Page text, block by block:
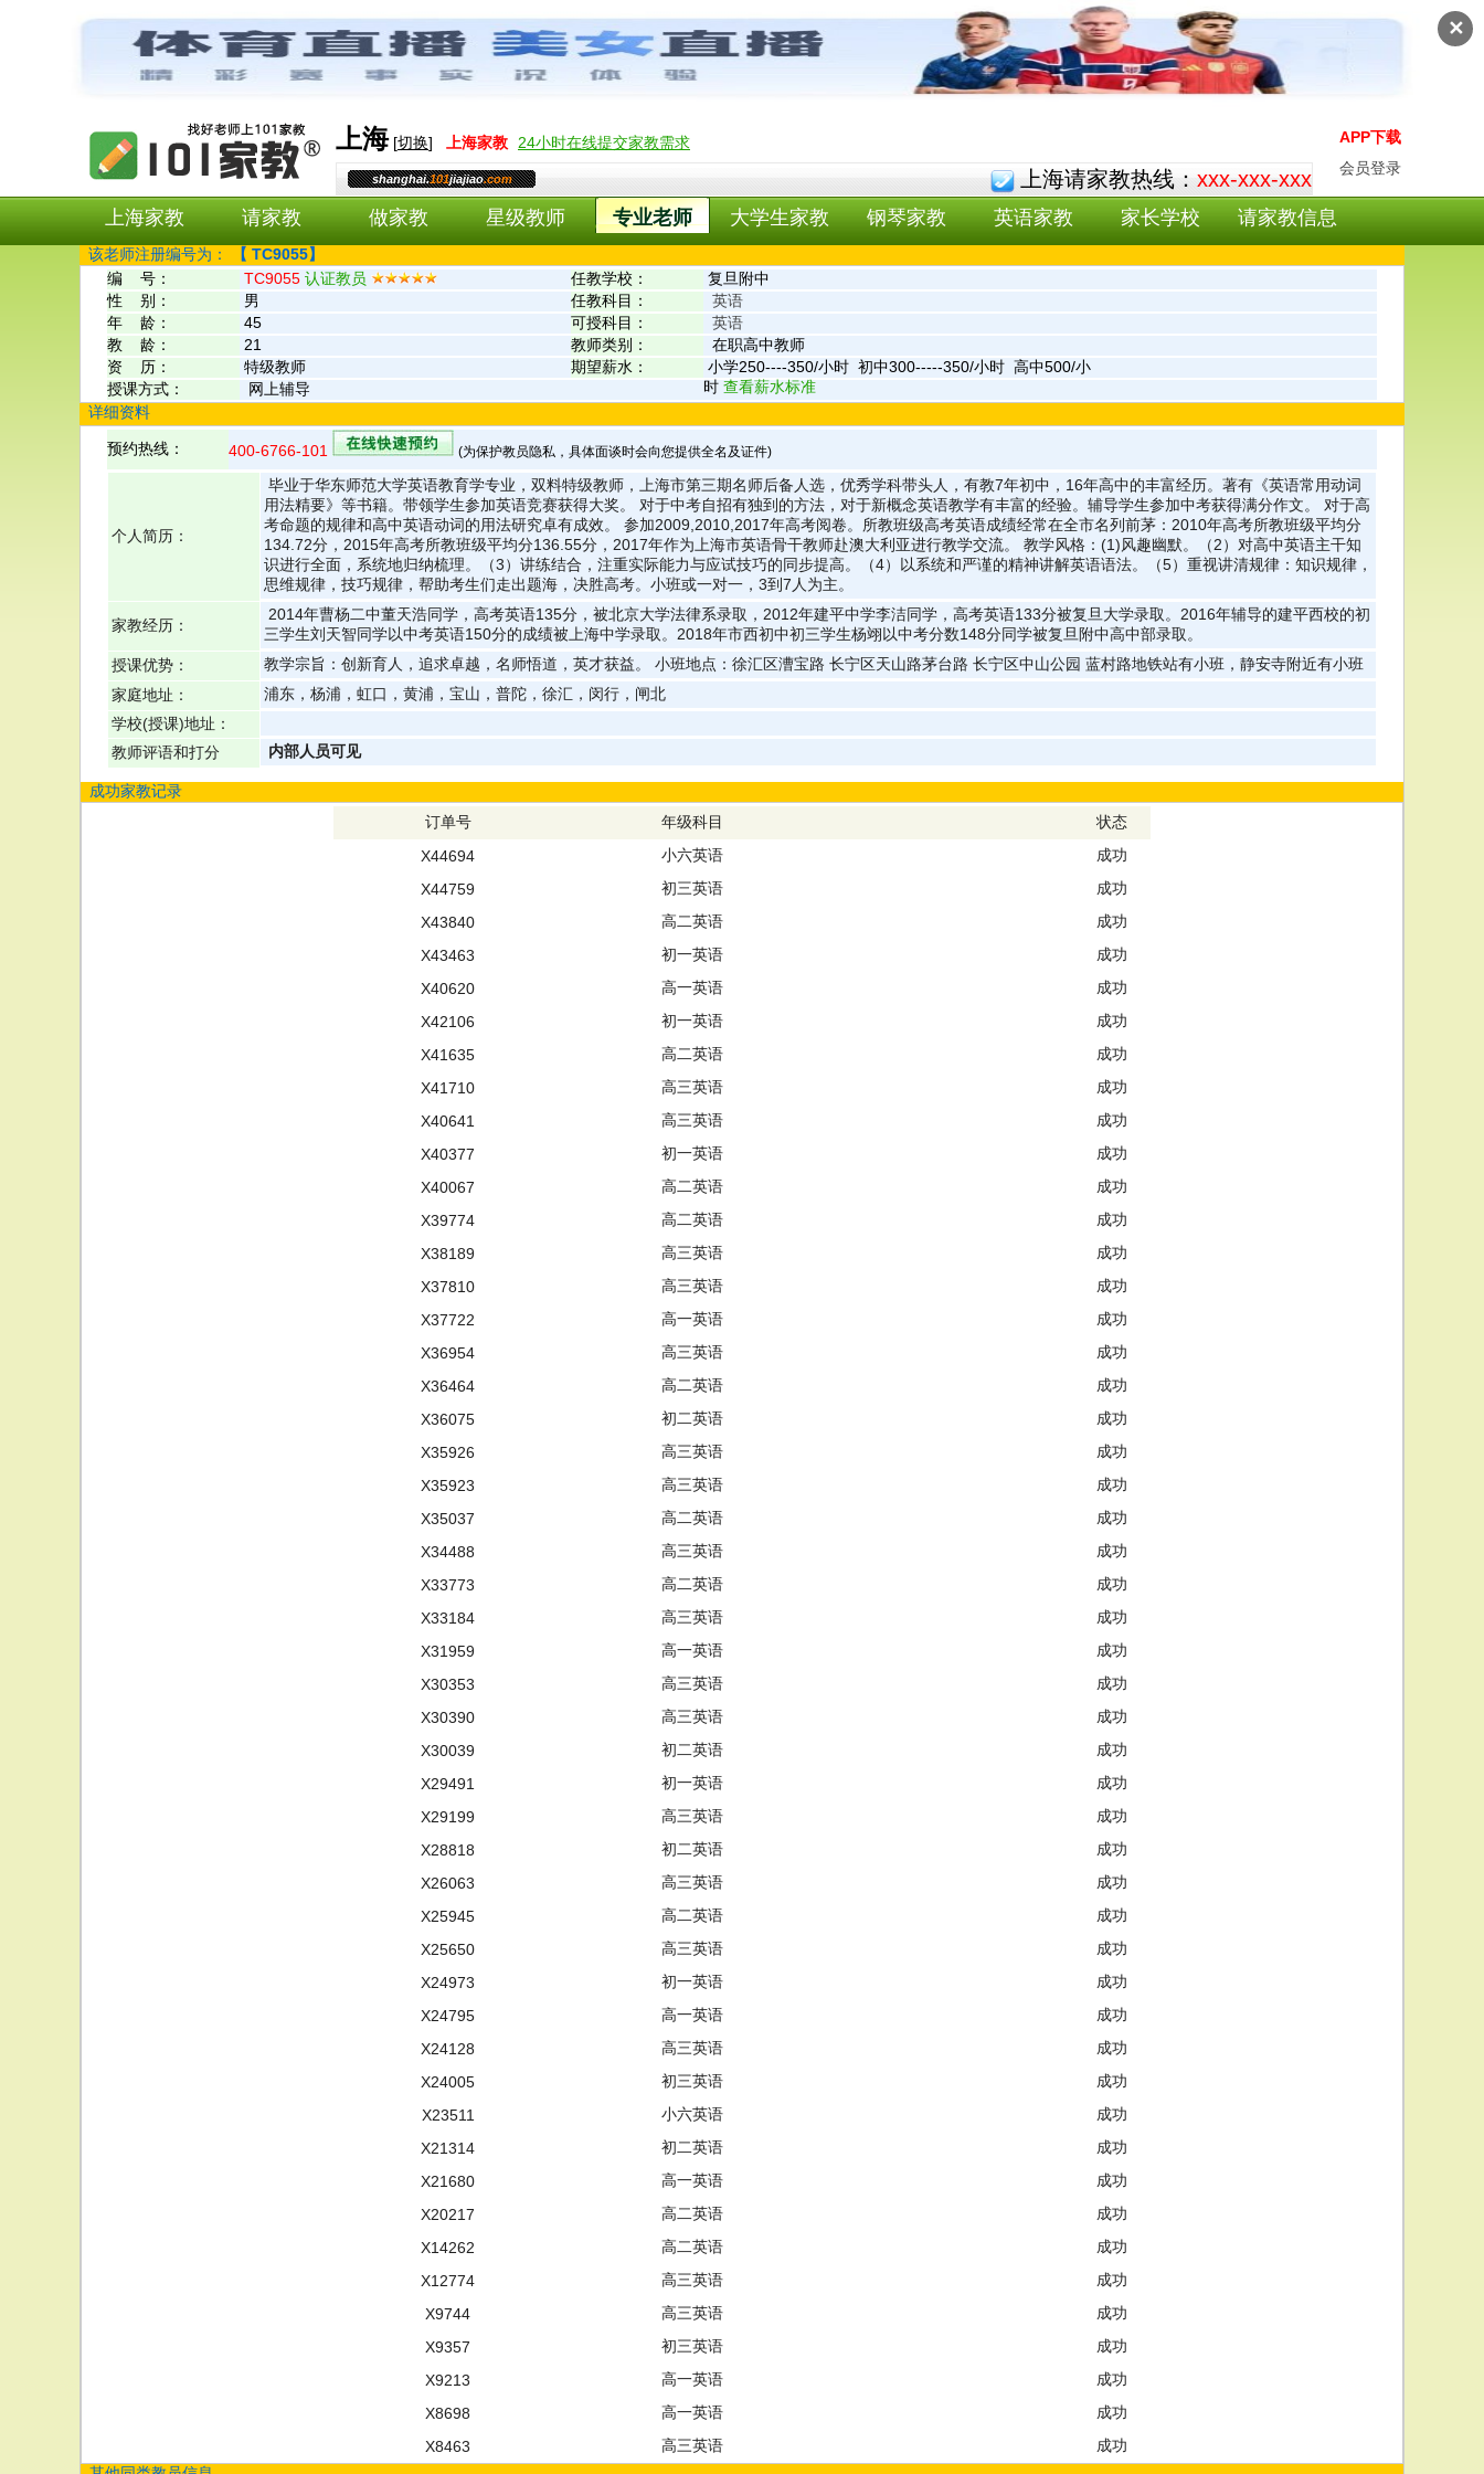
✕
上海[切换] 上海家教 24小时在线提交家教需求
shanghai.101jiajiao.com 上海请家教热线： xxx-xxx-xxx
APP下载
会员登录
上海家教 请家教 做家教 星级教师 专业老师 大学生家教 钢琴家教 英语家教 家长学校 请家教信息
该老师注册编号为： 【 TC9055】
编 号：
TC9055 认证教员 任教学校：
复旦附中
性 别：
男 任教科目：
英语
年 龄：
45 可授科目：
英语
教 龄：
21 教师类别：
在职高中教师
资 历：
特级教师 期望薪水：
小学250----350/小时 初中300-----350/小时 高中500/小
时 查看薪水标准
授课方式：
网上辅导
详细资料
预约热线： 400-6766-101 (为保护教员隐私，具体面谈时会向您提供全名及证件)
个人简历：
毕业于华东师范大学英语教育学专业，双料特级教师，上海市第三期名师后备人选，优秀学科带头人，有教7年初中，16年高中的丰富经历。著有《英语常用动词
用法精要》等书籍。带领学生参加英语竞赛获得大奖。 对于中考自招有独到的方法，对于新概念英语教学有丰富的经验。辅导学生参加中考获得满分作文。 对于高
考命题的规律和高中英语动词的用法研究卓有成效。 参加2009,2010,2017年高考阅卷。所教班级高考英语成绩经常在全市名列前茅：2010年高考所教班级平均分
134.72分，2015年高考所教班级平均分136.55分，2017年作为上海市英语骨干教师赴澳大利亚进行教学交流。 教学风格：(1)风趣幽默。（2）对高中英语主干知
识进行全面，系统地归纳梳理。（3）讲练结合，注重实际能力与应试技巧的同步提高。（4）以系统和严谨的精神讲解英语语法。（5）重视讲清规律：知识规律，
思维规律，技巧规律，帮助考生们走出题海，决胜高考。小班或一对一，3到7人为主。
家教经历：
2014年曹杨二中董天浩同学，高考英语135分，被北京大学法律系录取，2012年建平中学李洁同学，高考英语133分被复旦大学录取。2016年辅导的建平西校的初
三学生刘天智同学以中考英语150分的成绩被上海中学录取。2018年市西初中初三学生杨翊以中考分数148分同学被复旦附中高中部录取。
授课优势：
教学宗旨：创新育人，追求卓越，名师悟道，英才获益。 小班地点：徐汇区漕宝路 长宁区天山路茅台路 长宁区中山公园 蓝村路地铁站有小班，静安寺附近有小班
家庭地址：
浦东，杨浦，虹口，黄浦，宝山，普陀，徐汇，闵行，闸北
学校(授课)地址：
教师评语和打分
内部人员可见
成功家教记录
订单号
年级科目
状态
X44694
小六英语
成功
X44759
初三英语
成功
X43840
高二英语
成功
X43463
初一英语
成功
X40620
高一英语
成功
X42106
初一英语
成功
X41635
高二英语
成功
X41710
高三英语
成功
X40641
高三英语
成功
X40377
初一英语
成功
X40067
高二英语
成功
X39774
高二英语
成功
X38189
高三英语
成功
X37810
高三英语
成功
X37722
高一英语
成功
X36954
高三英语
成功
X36464
高二英语
成功
X36075
初二英语
成功
X35926
高三英语
成功
X35923
高三英语
成功
X35037
高二英语
成功
X34488
高三英语
成功
X33773
高二英语
成功
X33184
高三英语
成功
X31959
高一英语
成功
X30353
高三英语
成功
X30390
高三英语
成功
X30039
初二英语
成功
X29491
初一英语
成功
X29199
高三英语
成功
X28818
初二英语
成功
X26063
高三英语
成功
X25945
高二英语
成功
X25650
高三英语
成功
X24973
初一英语
成功
X24795
高一英语
成功
X24128
高三英语
成功
X24005
初三英语
成功
X23511
小六英语
成功
X21314
初二英语
成功
X21680
高一英语
成功
X20217
高二英语
成功
X14262
高二英语
成功
X12774
高三英语
成功
X9744
高三英语
成功
X9357
初三英语
成功
X9213
高一英语
成功
X8698
高一英语
成功
X8463
高三英语
成功